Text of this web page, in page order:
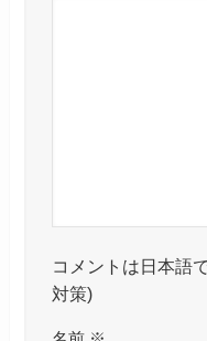
コメントは日本語
対策)